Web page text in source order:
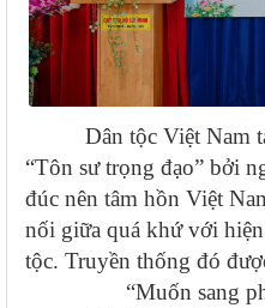
Dân tộc Việt Nam ta
“Tôn sư trọng đạo” bởi
đúc nên tâm hồn Việt
nối giữa quá khứ với
tộc. Truyền thống đó
“Muốn sang